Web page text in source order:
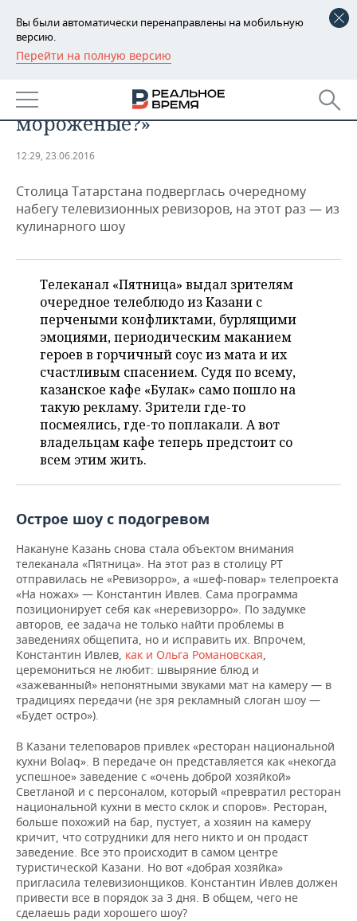
Вы были автоматически перенаправлены на мобильную
версию.
Перейти на полную версию
РЕГИОНЫ
БАШКОРТОСТАН
ТАТАРСТАН
НОВОСТИ
АНАЛИТИКА
ДЕКЛАРАЦИИ О ДОХОДАХ
ВУЗЫ ТАТАРСТАНА
КОМУ ПРИНАДЛЕЖАТ
ТОРГОВЫЕ ЦЕНТРЫ
ТАТАРСТАНА
НОВОСТИ ЭКОНОМИКИ
БАНКИ
БЮДЖЕТ
ИНВЕСТИЦИИ
ПРОМЫШЛЕННОСТЬ
АГРОПРОМ
МАШИНОСТРОЕНИЕ
НЕФТЕХИМИЯ
НЕФТЬ
НОВОСТИ НЕДВИЖИМОСТИ
АВТО
НОВОСТИ АВТО
БИЗНЕС
НОВОСТИ БИЗНЕСА
РОЗНИЧНАЯ ТОРГОВЛЯ
ТРАНСПОРТ
УСЛУГИ
ТЕХНОЛОГИИ
НОВОСТИ ТЕХНОЛОГИЙ
МЕДИА
МЕРОПРИЯТИЯ
НОВОСТИ МЕРОПРИЯТИЙ
ВЫЕЗДНАЯ РЕДАКЦИЯ
ОТКРЫТАЯ ЛЕКЦИЯ
СПОРТ
НОВОСТИ СПОРТА
БАСКЕТБОЛ
ВОЛЕЙБОЛ
КИБЕРСПОРТ
ФИГУРНОЕ КАТАНИЕ
ВОДНЫЕ ВИДЫ СПОРТА
ХОККЕЙ С МЯЧОМ
ОБЩЕСТВО
ИНФРАСТРУКТУРА
ИСТОРИЯ
КУЛЬТУРА
МЕДИЦИНА
ОБРАЗОВАНИЕ
ПРОИСШЕСТВИЯ
СПРАВОЧНИК
СПИСОК ПЕРСОН
СПИСОК КОМПАНИЙ
ПОЛНАЯ ВЕРСИЯ
кафе: «Вы правда в Казани все
мороженые?»
12:29, 23.06.2016
Столица Татарстана подверглась очередному
набегу телевизионных ревизоров, на этот раз — из
кулинарного шоу
Телеканал «Пятница» выдал зрителям
очередное телеблюдо из Казани с
перчеными конфликтами, бурлящими
эмоциями, периодическим маканием
героев в горчичный соус из мата и их
счастливым спасением. Судя по всему,
казанское кафе «Булак» само пошло на
такую рекламу. Зрители где-то
посмеялись, где-то поплакали. А вот
владельцам кафе теперь предстоит со
всем этим жить.
Острое шоу с подогревом
Накануне Казань снова стала объектом внимания
телеканала «Пятница». На этот раз в столицу РТ
отправилась не «Ревизорро», а «шеф-повар» телепроекта
«На ножах» — Константин Ивлев. Сама программа
позиционирует себя как «неревизорро». По задумке
авторов, ее задача не только найти проблемы в
заведениях общепита, но и исправить их. Впрочем,
Константин Ивлев, как и Ольга Романовская,
церемониться не любит: швыряние блюд и
«зажеванный» непонятными звуками мат на камеру — в
традициях передачи (не зря рекламный слоган шоу —
«Будет остро»).
В Казани телеповаров привлек «ресторан национальной
кухни Bolaq». В передаче он представляется как «некогда
успешное» заведение с «очень доброй хозяйкой»
Светланой и с персоналом, который «превратил ресторан
национальной кухни в место склок и споров». Ресторан,
больше похожий на бар, пустует, а хозяин на камеру
кричит, что сотрудники для него никто и он продаст
заведение. Все это происходит в самом центре
туристической Казани. Но вот «добрая хозяйка»
пригласила телевизионщиков. Константин Ивлев должен
привести все в порядок за 3 дня. В общем, чего не
сделаешь ради хорошего шоу?